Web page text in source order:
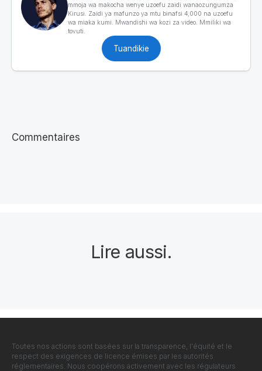
mmoja wa makocha wenye uzoefu zaidi wanaozungumza
Kirusi. Zaidi ya mafunzo ya mtu binafsi 4,000 na uzoefu
wa miaka kumi. Mwandishi wa kozi za video. Mmiliki wa
tovuti.
Tuandikie
Commentaires
Lire aussi.
Toutes nos actions sont basées sur la transparence, l'équité et le
respect des exigences de licence émises par les autorités
réglementaires. Nous coopérons activement avec les régulateurs